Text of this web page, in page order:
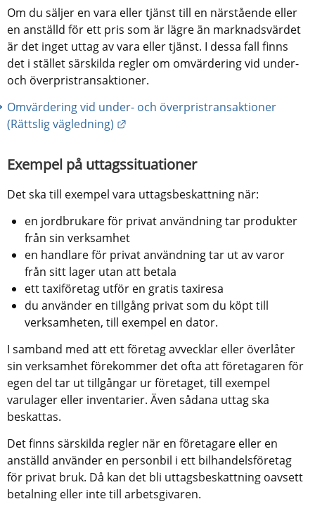
Om du säljer en vara eller tjänst till en närstående eller
en anställd för ett pris som är lägre än marknadsvärdet
är det inget uttag av vara eller tjänst. I dessa fall finns
det i stället särskilda regler om omvärdering vid under-
och överpristransaktioner.
Omvärdering vid under- och överpristransaktioner
(Rättslig vägledning)
Exempel på uttagssituationer
Det ska till exempel vara uttagsbeskattning när:
en jordbrukare för privat användning tar produkter
från sin verksamhet
en handlare för privat användning tar ut av varor
från sitt lager utan att betala
ett taxiföretag utför en gratis taxiresa
du använder en tillgång privat som du köpt till
verksamheten, till exempel en dator.
I samband med att ett företag avvecklar eller överlåter
sin verksamhet förekommer det ofta att företagaren för
egen del tar ut tillgångar ur företaget, till exempel
varulager eller inventarier. Även sådana uttag ska
beskattas.
Det finns särskilda regler när en företagare eller en
anställd använder en personbil i ett bilhandelsföretag
för privat bruk. Då kan det bli uttagsbeskattning oavsett
betalning eller inte till arbetsgivaren.